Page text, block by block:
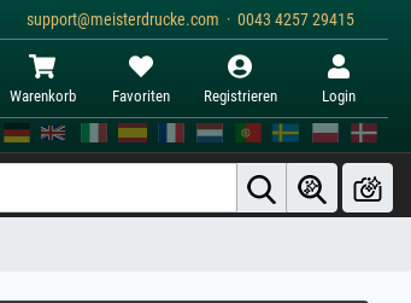
support@meisterdrucke.com · 0043 4257 29415
Warenkorb Favoriten Registrieren Login